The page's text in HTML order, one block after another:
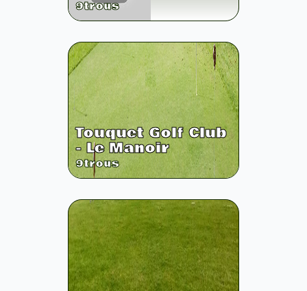
9trous
Touquet Golf Club
- Le Manoir
9trous